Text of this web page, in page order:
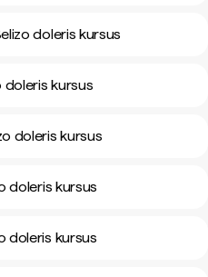
doleris kursus
doleris kursus
doleris kursus
doleris kursus
doleris kursus